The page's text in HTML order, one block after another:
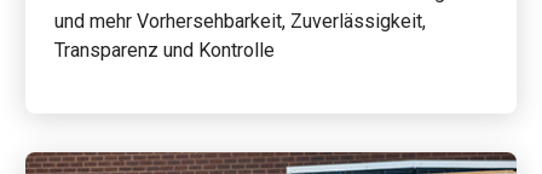
und mehr Vorhersehbarkeit, Zuverlässigkeit,
Transparenz und Kontrolle